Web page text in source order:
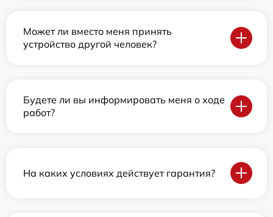
Может ли вместо меня принять
устройство другой человек?
Будете ли вы информировать меня о ходе
работ?
На каких условиях действует гарантия?